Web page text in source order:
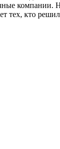
компании.
тех, кто